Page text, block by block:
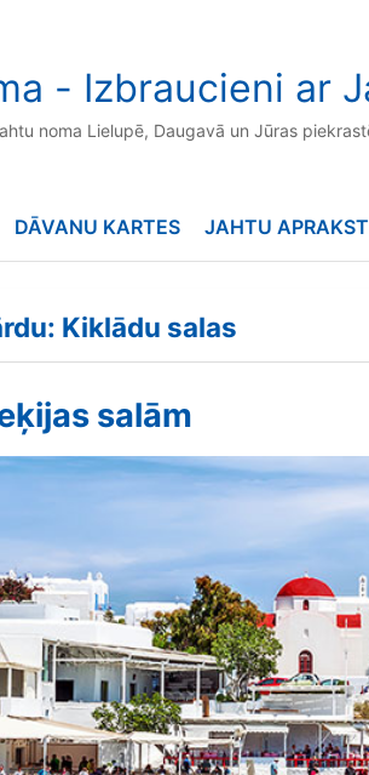
- Izbraucieni ar
noma Lielupē, Daugavā un Jūras
DĀVANU KARTES JAHTU
Kiklādu salas
salām